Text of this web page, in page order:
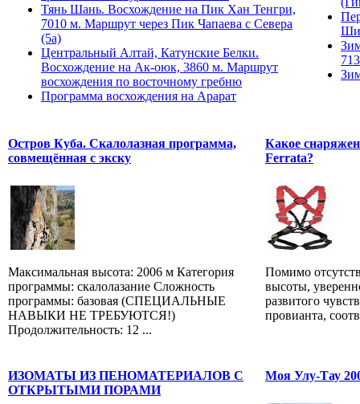
Тянь Шань. Восхождение на Пик Хан Тенгри,
7010 м. Маршрут через Пик Чапаева с Севера
(5а)
Центральный Алтай, Катунские Белки.
Восхождение на Ак-оюк, 3860 м. Маршрут
восхождения по восточному гребню
Программа восхождения на Арарат
Остров Куба. Скалолазная программа,
совмещённая с экску
Максимальная высота: 2006 м Категория
программы: скалолазание Сложность
программы: базовая (СПЕЦИАЛЬНЫЕ
НАВЫКИ НЕ ТРЕБУЮТСЯ!)
Продолжительность: 12 ...
Какое
Ferrata?
Помимо
высоты,
развитого
провианта,
ИЗОМАТЫ ИЗ ПЕНОМАТЕРИАЛОВ С
ОТКРЫТЫМИ ПОРАМИ
Моя Улу-Тау